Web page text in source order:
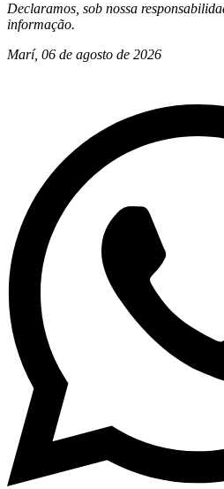
Declaramos, sob nossa
informação.
Marí, 06 de agosto de 2026